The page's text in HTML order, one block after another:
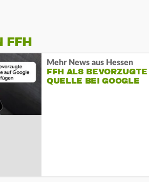
FFH
Mehr News aus Hessen
FFH ALS BEVORZUGTE
QUELLE BEI GOOGLE